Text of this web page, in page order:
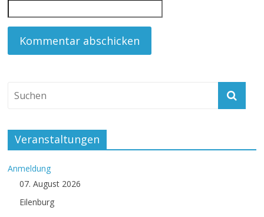
Veranstaltungen
Anmeldung
07. August 2026
Eilenburg